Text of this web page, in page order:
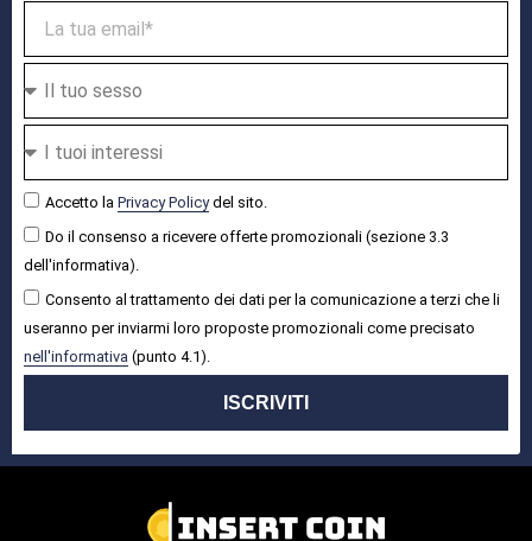
Accetto la Privacy Policydel sito.
Do il consenso a ricevere offerte promozionali (sezione 3.3
dell'informativa).
Consento al trattamento dei dati per la comunicazione a terzi che li
useranno per inviarmi loro proposte promozionali come precisato
nell'informativa (punto 4.1).
ISCRIVITI